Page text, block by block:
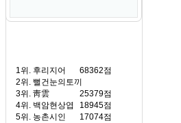
1위. 후리지어
68362점
2위. 뻘건눈의토끼
25379점
3위. 靑雲
18945점
4위. 백암현상엽
17074점
5위. 농촌시인